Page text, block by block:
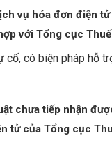
vụ hóa đơn điện
với Tổng cục
có biện pháp hỗ
chưa tiếp nhận
tử của Tổng cục